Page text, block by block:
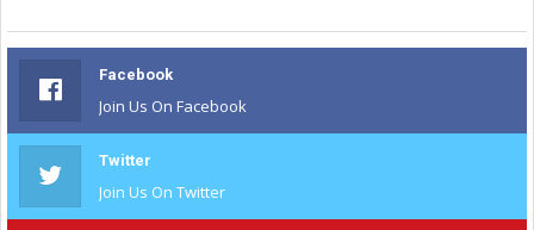
Facebook
Join Us On Facebook
Twitter
Join Us On Twitter